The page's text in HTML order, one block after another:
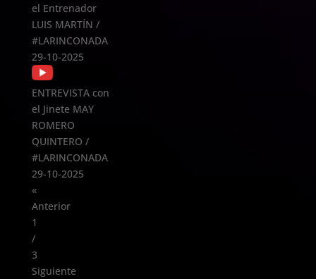
el Entrenador
LUIS MARTÍN /
#LARINCONADA
29-10-2025
ENTREVISTA con
el Jinete MAY
ROMERO
QUINTERO /
#LARINCONADA
29-10-2025
«
Anterior
1
/
3
Siguiente